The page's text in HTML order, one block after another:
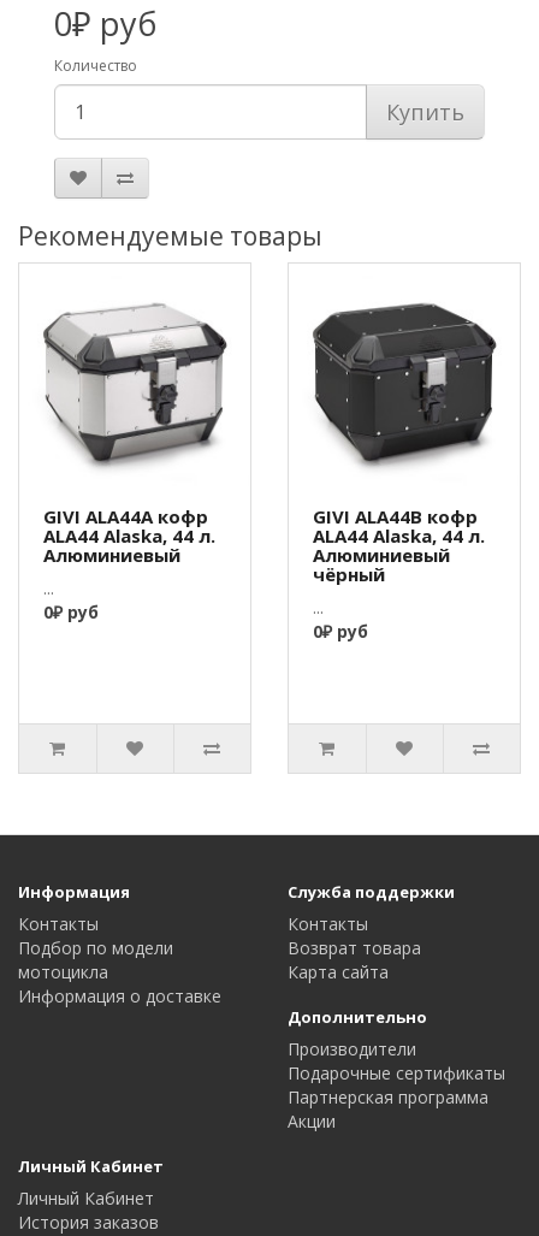
0₽ руб
Количество
Купить
Рекомендуемые товары
GIVI ALA44A кофр
ALA44 Alaska, 44 л.
Алюминиевый
...
0₽ руб
GIVI ALA44B кофр
ALA44 Alaska, 44 л.
Алюминиевый
чёрный
...
0₽ руб
Информация
Контакты
Подбор по модели
мотоцикла
Информация о доставке
Служба поддержки
Контакты
Возврат товара
Карта сайта
Дополнительно
Производители
Подарочные сертификаты
Партнерская программа
Акции
Личный Кабинет
Личный Кабинет
История заказов